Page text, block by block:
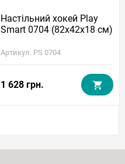
Настільний хокей Play
Smart 0704 (82x42x18 см)
Артикул: PS 0704
1 628 грн.